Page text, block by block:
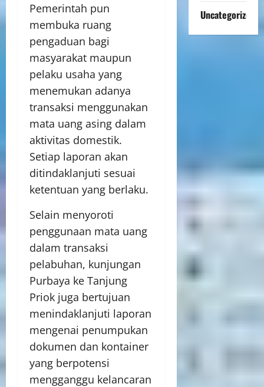
Pemerintah pun
membuka ruang
pengaduan bagi
masyarakat maupun
pelaku usaha yang
menemukan adanya
transaksi menggunakan
mata uang asing dalam
aktivitas domestik.
Setiap laporan akan
ditindaklanjuti sesuai
ketentuan yang berlaku.
Selain menyoroti
penggunaan mata uang
dalam transaksi
pelabuhan, kunjungan
Purbaya ke Tanjung
Priok juga bertujuan
menindaklanjuti laporan
mengenai penumpukan
dokumen dan kontainer
yang berpotensi
mengganggu kelancaran
Uncategorized